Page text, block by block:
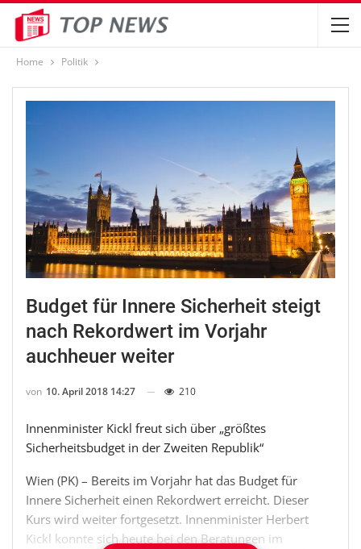
Home Politik
Budget für Innere Sicherheit steigt
nach Rekordwert im Vorjahr
auchheuer weiter
von 10. April 2018 14:27 210
Innenminister Kickl freut sich über „größtes
Sicherheitsbudget in der Zweiten Republik“
Wien (PK) – Bereits im Vorjahr hat das Budget für
Innere Sicherheit einen Rekordwert erreicht. Dieser
Kurs wird weiter fortgesetzt. Innenminister Herbert
Kickl konnte sich heute bei den Beratungen im